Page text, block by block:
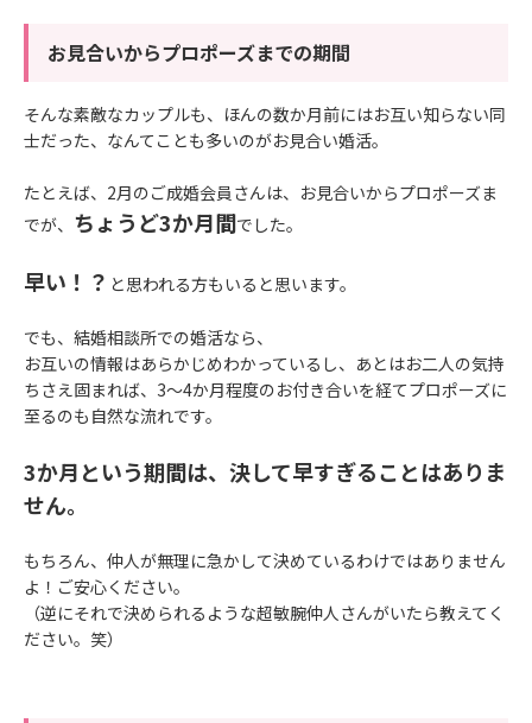
お見合いからプロポーズまでの期間
そんな素敵なカップルも、ほんの数か月前にはお互い知らない同
士だった、なんてことも多いのがお見合い婚活。
たとえば、2月のご成婚会員さんは、お見合いからプロポーズま
でが、 ちょうど3か月間でした。
早い！？ と思われる方もいると思います。
でも、結婚相談所での婚活なら、
お互いの情報はあらかじめわかっているし、あとはお二人の気持
ちさえ固まれば、3～4か月程度のお付き合いを経てプロポーズに
至るのも自然な流れです。
3か月という期間は、決して早すぎることはありま
せん。
もちろん、仲人が無理に急かして決めているわけではありません
よ！ご安心ください。
（逆にそれで決められるような超敏腕仲人さんがいたら教えてく
ださい。笑）